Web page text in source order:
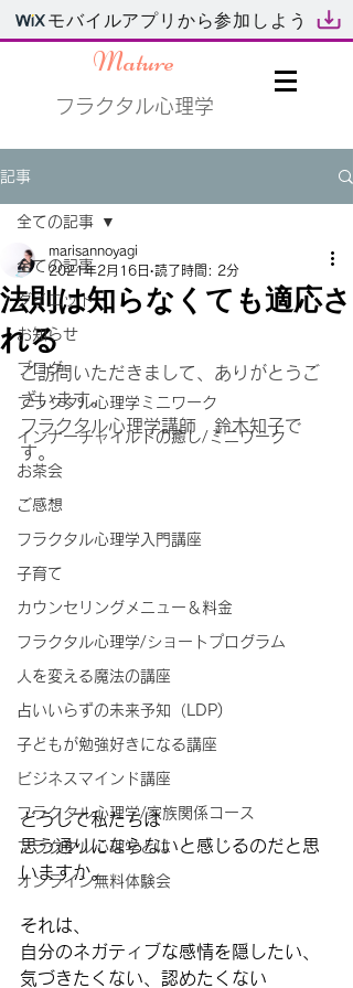
モバイルアプリから参加しよう
Mature
フラクタル心理学
記事
全ての記事
ダイエット
お知らせ
ブログ
フラクタル心理学ミニワーク
インナーチャイルドの癒し/ミニワーク
お茶会
ご感想
フラクタル心理学入門講座
子育て
カウンセリングメニュー＆料金
フラクタル心理学/ショートプログラム
人を変える魔法の講座
占いいらずの未来予知（LDP)
子どもが勉強好きになる講座
ビジネスマインド講座
フラクタル心理学/家族関係コース
フラクタル心理学とは
オンライン無料体験会
全ての記事
法則は知らなくても適応さ
れる
marisannoyagi
2021年2月16日 読了時間: 2分
ご訪問いただきまして、ありがとうご
ざいます。
フラクタル心理学講師　鈴木知子で
す。
どうして私たちは
思う通りにならないと感じるのだと思
いますか。
それは、
自分のネガティブな感情を隠したい、
気づきたくない、認めたくない